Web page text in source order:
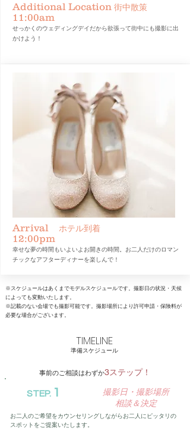
Additional Location 街中散策
​11:00am
せっかくのウェディングデイだから欲張って街中にも撮影に出
かけよう！
Arrival ホテル到着
12:00pm
​幸せな夢の時間もいよいよお開きの時間。お二人だけのロマン
チックなアフターディナーを楽しんで！
※スケジュールはあくまでモデルスケジュールです。撮影日の状況・天候
によっても変動いたします。
※記載のない会場でも撮影可能です。撮影場所により許可申請・保険料が
必要な場合がございます。
TIMELINE
​準備スケジュール
​事前のご相談はわずか3ステップ！
撮影日・撮影場所
​相談＆決定
お二人のご希望をカウンセリングしながらお二人にピッタリの
スポットをご提案いたします。
STEP. 1